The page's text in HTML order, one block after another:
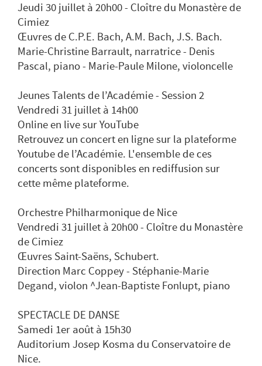
Jeudi 30 juillet à 20h00 - Cloître du Monastère de
Cimiez
Œuvres de C.P.E. Bach, A.M. Bach, J.S. Bach.
Marie-Christine Barrault, narratrice - Denis
Pascal, piano - Marie-Paule Milone, violoncelle
Jeunes Talents de l’Académie - Session 2
Vendredi 31 juillet à 14h00
Online en live sur YouTube
Retrouvez un concert en ligne sur la plateforme
Youtube de l’Académie. L'ensemble de ces
concerts sont disponibles en rediffusion sur
cette même plateforme.
Orchestre Philharmonique de Nice
Vendredi 31 juillet à 20h00 - Cloître du Monastère
de Cimiez
Œuvres Saint-Saëns, Schubert.
Direction Marc Coppey - Stéphanie-Marie
Degand, violon ^Jean-Baptiste Fonlupt, piano
SPECTACLE DE DANSE
Samedi 1er août à 15h30
Auditorium Josep Kosma du Conservatoire de
Nice.